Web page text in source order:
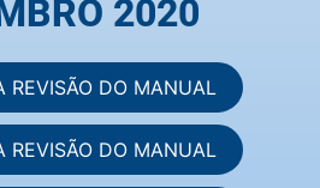
2020
REVISÃO DO MANUAL
REVISÃO DO MANUAL